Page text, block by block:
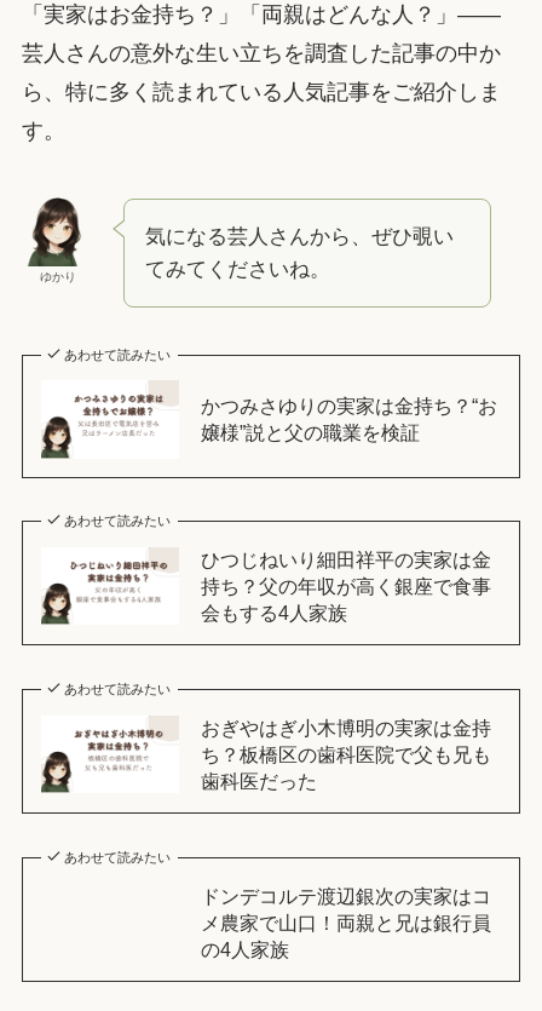
「実家はお金持ち？」「両親はどんな人？」——
芸人さんの意外な生い立ちを調査した記事の中か
ら、特に多く読まれている人気記事をご紹介しま
す。
ゆかり
気になる芸人さんから、ぜひ覗い
てみてくださいね。
あわせて読みたい
かつみさゆりの実家は金持ち？“お
嬢様”説と父の職業を検証
あわせて読みたい
ひつじねいり細田祥平の実家は金
持ち？父の年収が高く銀座で食事
会もする4人家族
あわせて読みたい
おぎやはぎ小木博明の実家は金持
ち？板橋区の歯科医院で父も兄も
歯科医だった
あわせて読みたい
ドンデコルテ渡辺銀次の実家はコ
メ農家で山口！両親と兄は銀行員
の4人家族